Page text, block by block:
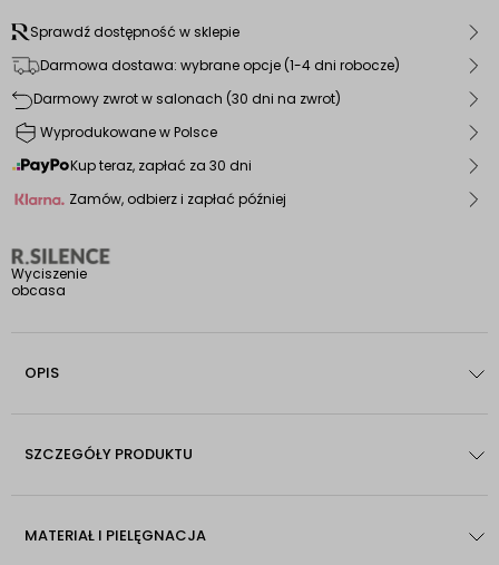
Sprawdź dostępność w sklepie
Darmowa dostawa: wybrane opcje (1-4 dni robocze)
Darmowy zwrot w salonach (30 dni na zwrot)
Wyprodukowane w Polsce
Kup teraz, zapłać za 30 dni
Zamów, odbierz i zapłać później
Wyciszenie
obcasa
OPIS
SZCZEGÓŁY PRODUKTU
MATERIAŁ I PIELĘGNACJA